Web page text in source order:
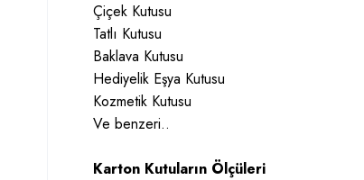
Çiçek Kutusu
Tatlı Kutusu
Baklava Kutusu
Hediyelik Eşya Kutusu
Kozmetik Kutusu
Ve benzeri..
Karton Kutuların Ölçüleri